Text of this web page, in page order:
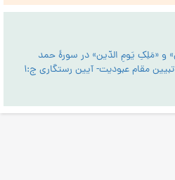
و «مَلِکِ یَومِ الدّین» در سورۀ حمد
مقام عبودیت- آیین رستگاری ج:1